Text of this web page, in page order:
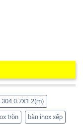
0.7X1.2(m)
tròn bàn inox xếp